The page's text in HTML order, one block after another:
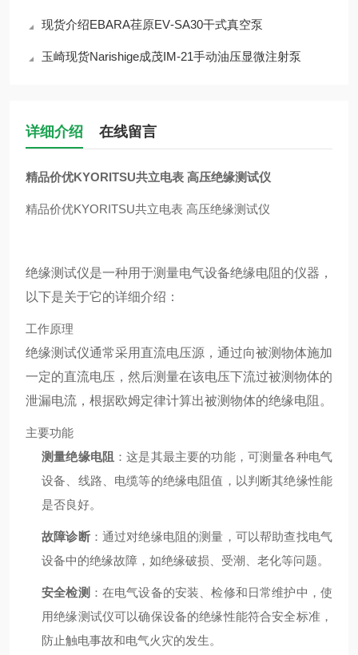
现货介绍EBARA荏原EV‑SA30干式真空泵
玉崎现货Narishige成茂IM-21手动油压显微注射泵
详细介绍 在线留言
精品价优KYORITSU共立电表 高压绝缘测试仪
精品价优KYORITSU共立电表 高压绝缘测试仪
绝缘测试仪是一种用于测量电气设备绝缘电阻的仪器，
以下是关于它的详细介绍：
工作原理
绝缘测试仪通常采用直流电压源，通过向被测物体施加
一定的直流电压，然后测量在该电压下流过被测物体的
泄漏电流，根据欧姆定律计算出被测物体的绝缘电阻。
主要功能
测量绝缘电阻 ：这是其最主要的功能，可测量各种电气
设备、线路、电缆等的绝缘电阻值，以判断其绝缘性能
是否良好。
故障诊断：通过对绝缘电阻的测量，可以帮助查找电气
设备中的绝缘故障，如绝缘破损、受潮、老化等问题。
安全检测 ：在电气设备的安装、检修和日常维护中，使
用绝缘测试仪可以确保设备的绝缘性能符合安全标准，
防止触电事故和电气火灾的发生。